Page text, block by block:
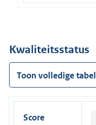
Kwaliteitsstatus
Toon volledige tabel
Score